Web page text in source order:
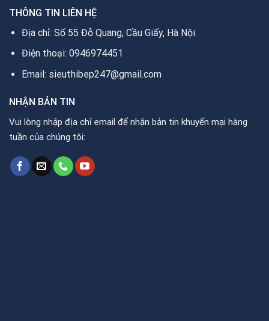
THÔNG TIN LIÊN HỆ
Địa chỉ: Số 55 Đỗ Quang, Cầu Giấy, Hà Nội
Điện thoại: 0946974451
Email: sieuthibep247@gmail.com
NHẬN BẢN TIN
Vui lòng nhập địa chỉ email để nhận bản tin khuyến mại hàng
tuần của chúng tôi: